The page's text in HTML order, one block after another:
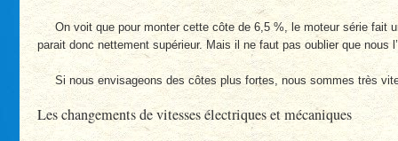
On voit que pour monter cette côte de 6,5 %, le moteur série fait
parait donc nettement supérieur. Mais il ne faut pas oublier que nous
Si nous envisageons des côtes plus fortes, nous sommes très
Les changements de vitesses électriques et mécaniques